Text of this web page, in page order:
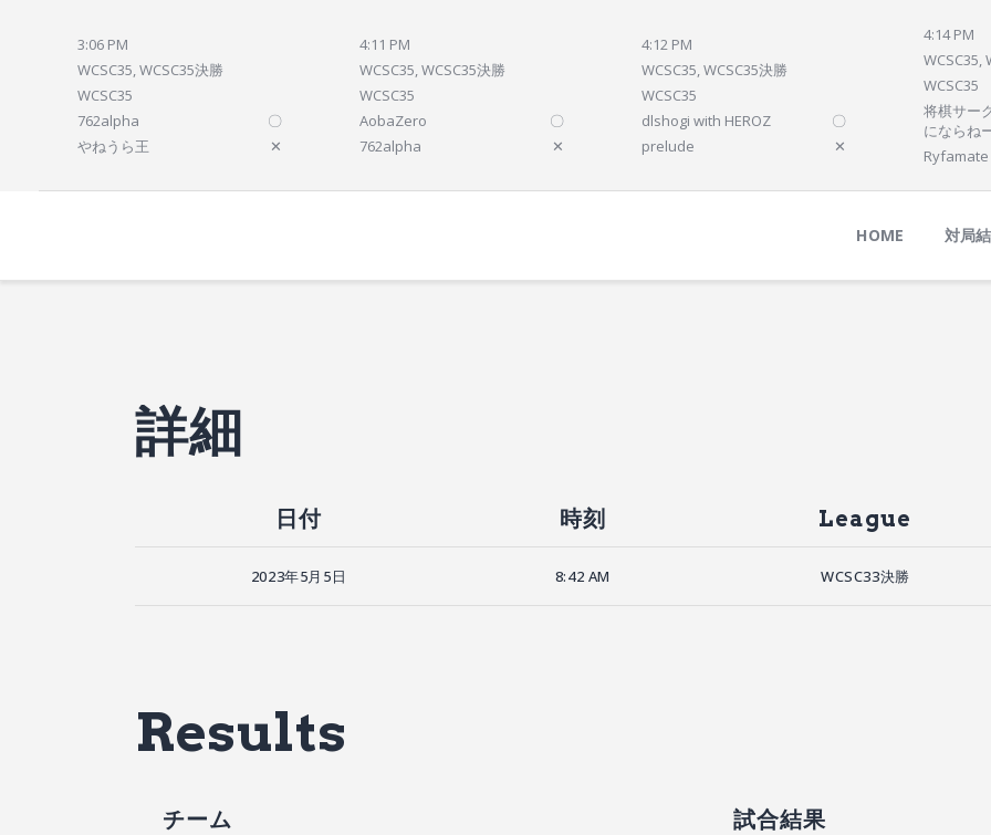
3:06 PM
WCSC35, WCSC35決勝
WCSC35
762alpha
〇
やねうら王
✕
4:11 PM
WCSC35, WCSC35決勝
WCSC35
AobaZero
〇
762alpha
✕
4:12 PM
WCSC35, WCSC35決勝
WCSC35
dlshogi with HEROZ
〇
prelude
✕
4:14 PM
WCSC35,
WCSC35
将棋サー
にならね
Ryfamate
HOME 対局
順位
詳細
日付 時刻 League
2023年5月5日 8:42 AM WCSC33決勝
Results
チーム 試合結果